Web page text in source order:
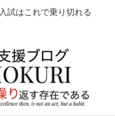
試はこれで乗り切れる